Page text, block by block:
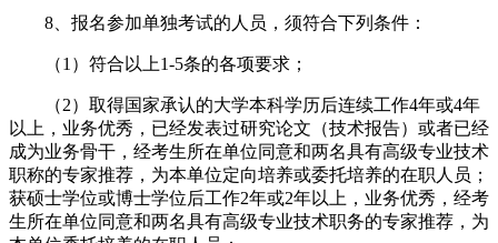
8、报名参加单独考试的人员，须符合下列条件：
（1）符合以上1-5条的各项要求；
（2）取得国家承认的大学本科学历后连续工作4年或4年
以上，业务优秀，已经发表过研究论文（技术报告）或者已经
成为业务骨干，经考生所在单位同意和两名具有高级专业技术
职称的专家推荐，为本单位定向培养或委托培养的在职人员；
获硕士学位或博士学位后工作2年或2年以上，业务优秀，经考
生所在单位同意和两名具有高级专业技术职务的专家推荐，为